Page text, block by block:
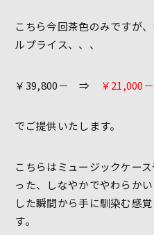
こちら今回茶色のみですが
ルプライス、、、
￥39,800－ ⇒ ￥21,000
でご提供いたします。
こちらはミュージックケー
った、しなやかでやわらか
した瞬間から手に馴染む感
す。